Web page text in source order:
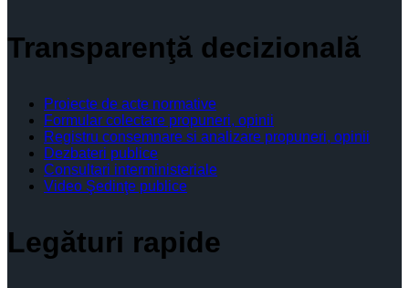
Transparenţă decizională
Proiecte de acte normative
Formular colectare propuneri, opinii
Registru consemnare si analizare propuneri, opinii
Dezbateri publice
Consultari interministeriale
Video Şedinţe publice
Legături rapide